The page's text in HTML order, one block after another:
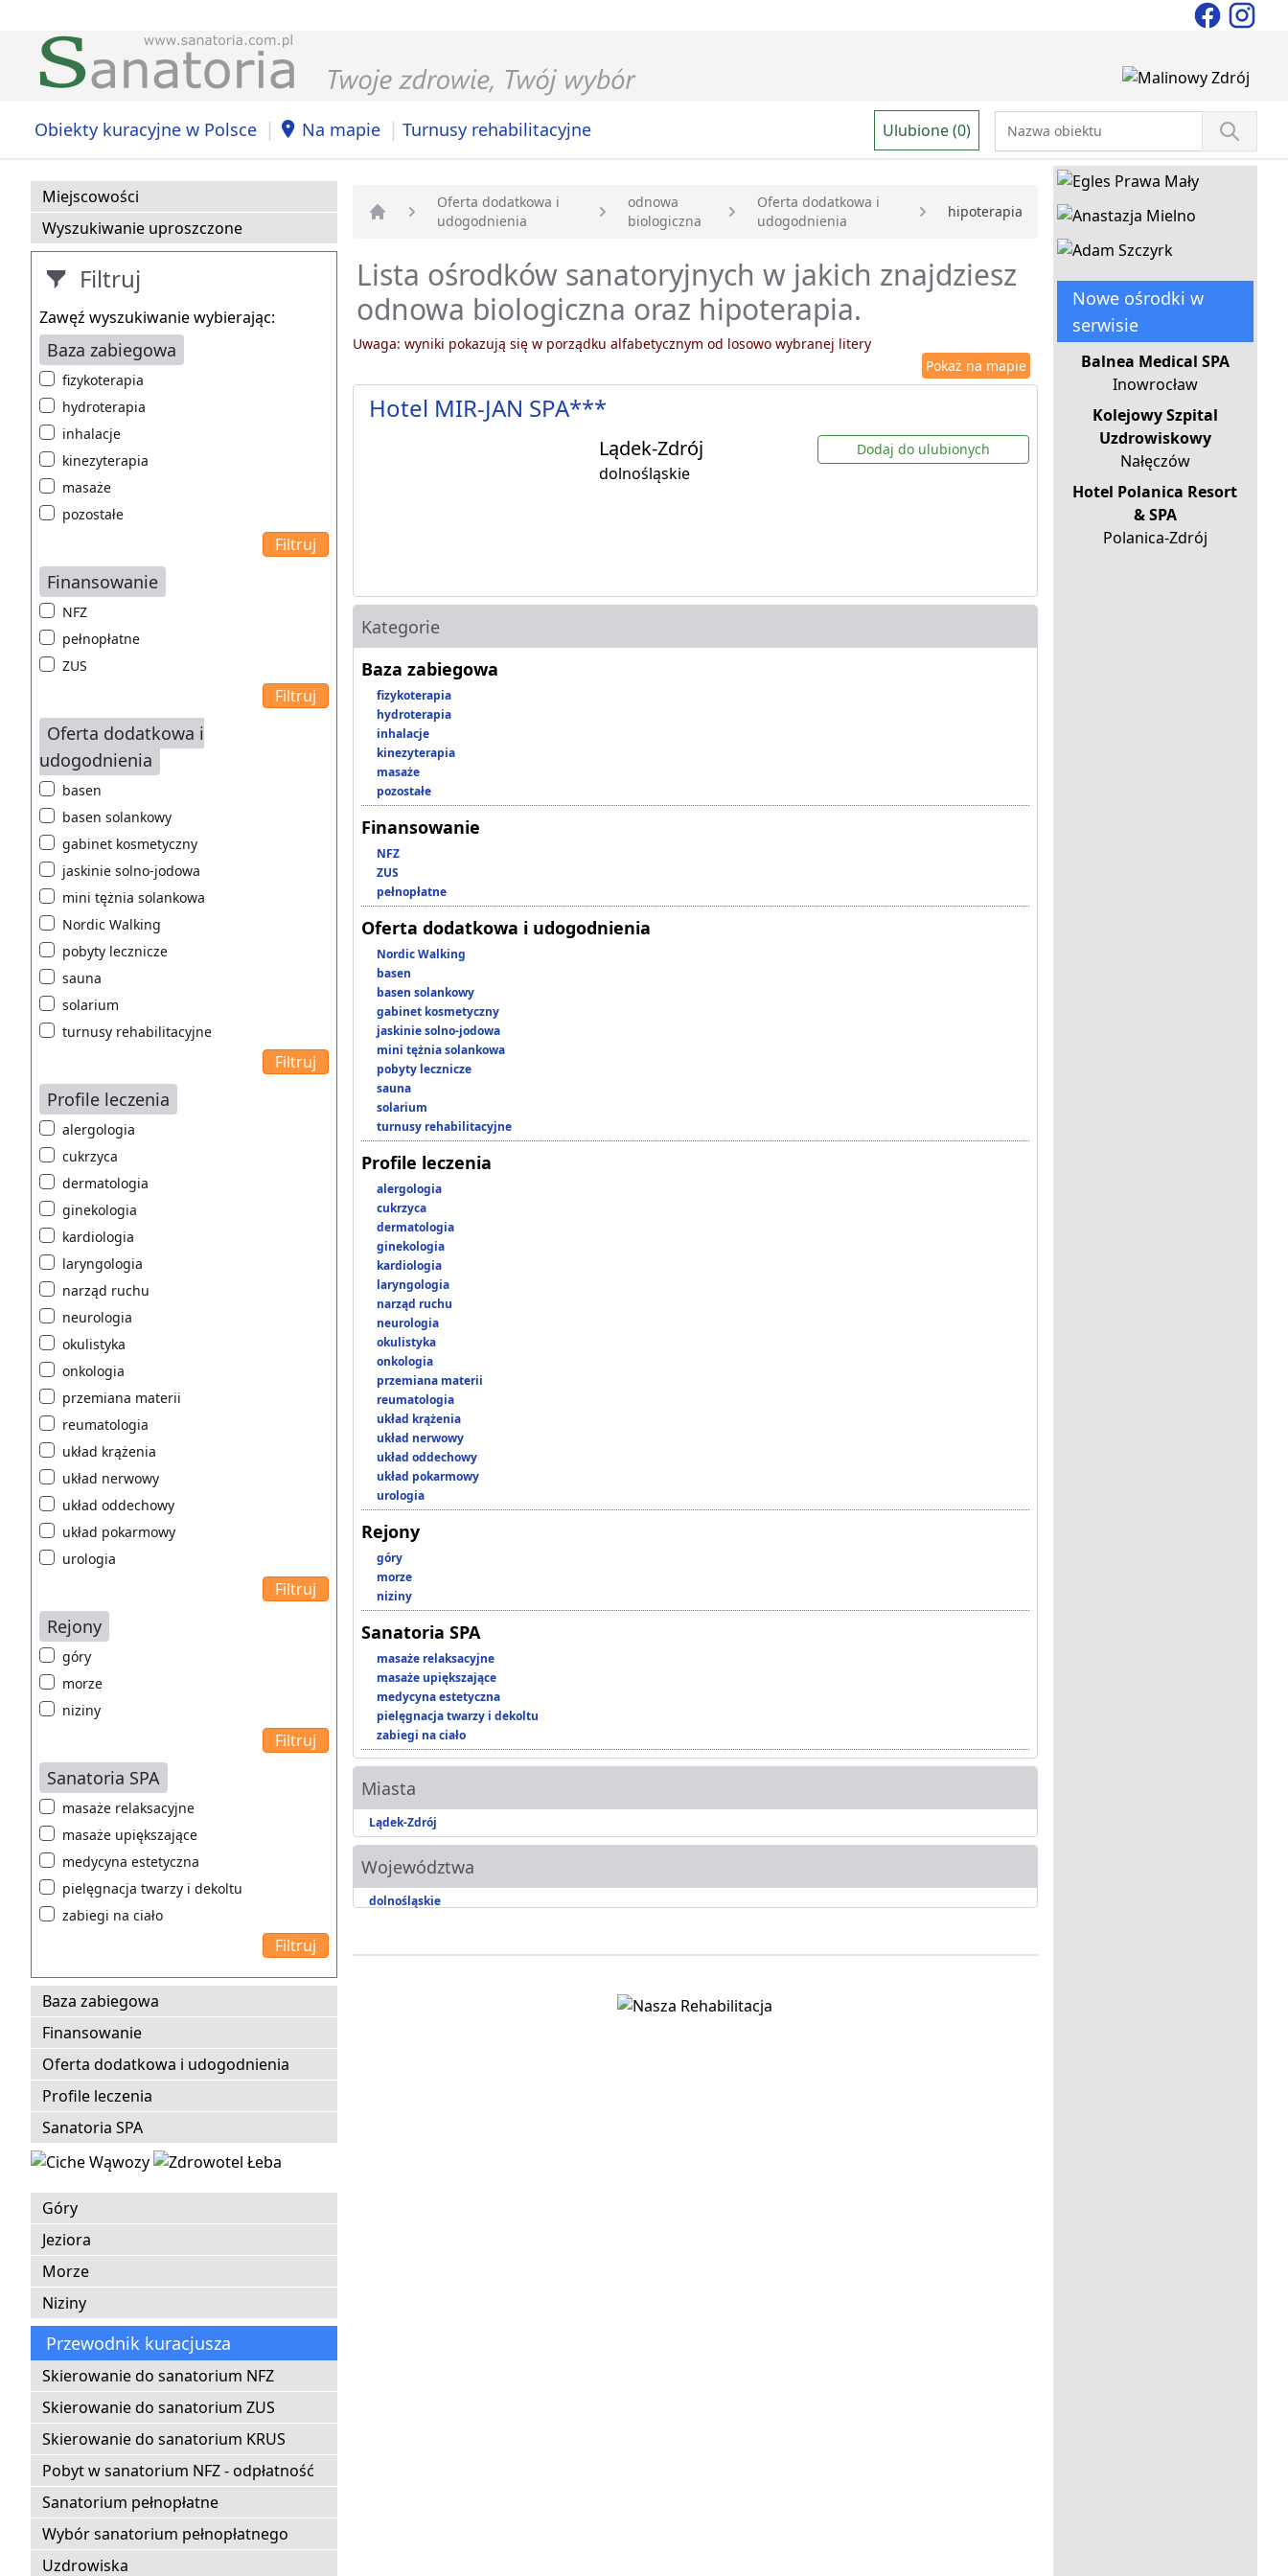
Obiekty kuracyjne w Polsce | Na mapie | Turnusy rehabilitacyjne Ulubione (0)
Miejscowości
Wyszukiwanie uproszczone
Filtruj
Zawęź wyszukiwanie wybierając:
Baza zabiegowa
fizykoterapia
hydroterapia
inhalacje
kinezyterapia
masaże
pozostałe
Finansowanie
NFZ
pełnopłatne
ZUS
Oferta dodatkowa i
udogodnienia
basen
basen solankowy
gabinet kosmetyczny
jaskinie solno-jodowa
mini tężnia solankowa
Nordic Walking
pobyty lecznicze
sauna
solarium
turnusy rehabilitacyjne
Profile leczenia
alergologia
cukrzyca
dermatologia
ginekologia
kardiologia
laryngologia
narząd ruchu
neurologia
okulistyka
onkologia
przemiana materii
reumatologia
układ krążenia
układ nerwowy
układ oddechowy
układ pokarmowy
urologia
Rejony
góry
morze
niziny
Sanatoria SPA
masaże relaksacyjne
masaże upiększające
medycyna estetyczna
pielęgnacja twarzy i dekoltu
zabiegi na ciało
Baza zabiegowa
Finansowanie
Oferta dodatkowa i udogodnienia
Profile leczenia
Sanatoria SPA
Góry
Jeziora
Morze
Niziny
Przewodnik kuracjusza
Skierowanie do sanatorium NFZ
Skierowanie do sanatorium ZUS
Skierowanie do sanatorium KRUS
Pobyt w sanatorium NFZ - odpłatność
Sanatorium pełnopłatne
Wybór sanatorium pełnopłatnego
Uzdrowiska
Strona główna
Oferta dodatkowa i
udogodnienia
odnowa
biologiczna
Oferta dodatkowa i
udogodnienia
hipoterapia
Lista ośrodków sanatoryjnych w jakich znajdziesz
odnowa biologiczna oraz hipoterapia.
Uwaga: wyniki pokazują się w porządku alfabetycznym od losowo wybranej litery
Pokaż na mapie
Hotel MIR-JAN SPA***
Lądek-Zdrój
dolnośląskie
Dodaj do ulubionych
Kategorie
Baza zabiegowa
fizykoterapia
hydroterapia
inhalacje
kinezyterapia
masaże
pozostałe
Finansowanie
NFZ
ZUS
pełnopłatne
Oferta dodatkowa i udogodnienia
Nordic Walking
basen
basen solankowy
gabinet kosmetyczny
jaskinie solno-jodowa
mini tężnia solankowa
pobyty lecznicze
sauna
solarium
turnusy rehabilitacyjne
Profile leczenia
alergologia
cukrzyca
dermatologia
ginekologia
kardiologia
laryngologia
narząd ruchu
neurologia
okulistyka
onkologia
przemiana materii
reumatologia
układ krążenia
układ nerwowy
układ oddechowy
układ pokarmowy
urologia
Rejony
góry
morze
niziny
Sanatoria SPA
masaże relaksacyjne
masaże upiększające
medycyna estetyczna
pielęgnacja twarzy i dekoltu
zabiegi na ciało
Miasta
Lądek-Zdrój
Województwa
dolnośląskie
Nowe ośrodki w
serwisie
Balnea Medical SPA
Inowrocław
Kolejowy Szpital
Uzdrowiskowy
Nałęczów
Hotel Polanica Resort
& SPA
Polanica-Zdrój